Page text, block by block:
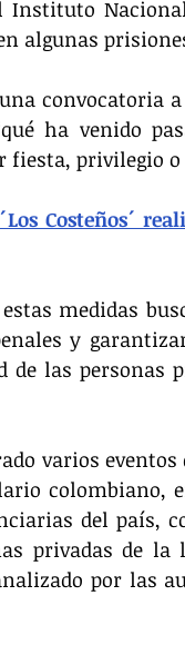
algunas
convocatoria
ha venido
fiesta, privilegio o
Costeños´
medidas
y
de las
varios
colombiano,
del país,
privadas de
por las